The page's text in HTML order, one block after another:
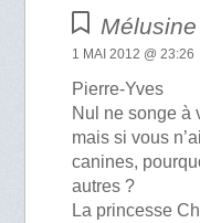
Mélusine
1 MAI 2012 @ 23:26
Pierre-Yves
Nul ne songe à
mais si vous
canines,
autres ?
La princesse